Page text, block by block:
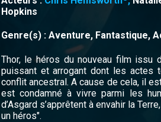
Hopkins
Genre(s) : Aventure, Fantastique,
Thor, le héros du nouveau film issu
puissant et arrogant dont les actes
conflit ancestral. A cause de cela, il
est condamné à vivre parmi les
d’Asgard s’apprêtent à envahir la
un héros".